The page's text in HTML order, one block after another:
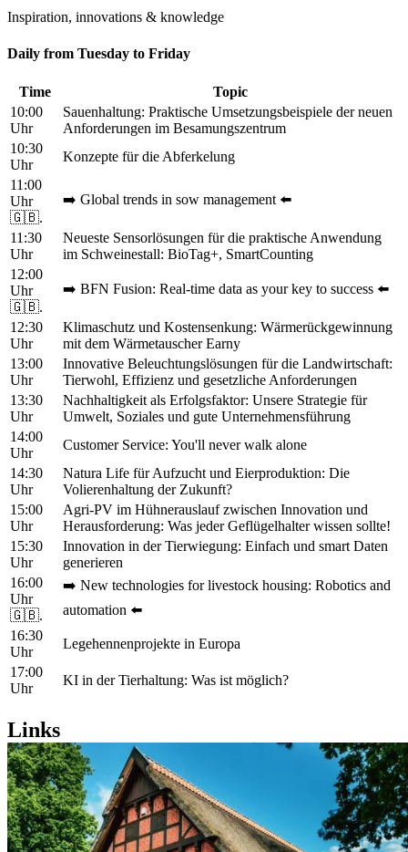
Inspiration, innovations & knowledge
Daily from Tuesday to Friday
Time
Topic
10:00
Uhr
Sauenhaltung: Praktische Umsetzungsbeispiele der neuen
Anforderungen im Besamungszentrum
10:30
Uhr
Konzepte für die Abferkelung
11:00
Uhr
🇬🇧.
➡️ Global trends in sow management ⬅️
11:30
Uhr
Neueste Sensorlösungen für die praktische Anwendung
im Schweinestall: BioTag+, SmartCounting
12:00
Uhr
🇬🇧.
➡️ BFN Fusion: Real-time data as your key to success ⬅️
12:30
Uhr
Klimaschutz und Kostensenkung: Wärmerückgewinnung
mit dem Wärmetauscher Earny
13:00
Uhr
Innovative Beleuchtungslösungen für die Landwirtschaft:
Tierwohl, Effizienz und gesetzliche Anforderungen
13:30
Uhr
Nachhaltigkeit als Erfolgsfaktor: Unsere Strategie für
Umwelt, Soziales und gute Unternehmensführung
14:00
Uhr
Customer Service: You'll never walk alone
14:30
Uhr
Natura Life für Aufzucht und Eierproduktion: Die
Volierenhaltung der Zukunft?
15:00
Uhr
Agri-PV im Hühnerauslauf zwischen Innovation und
Herausforderung: Was jeder Geflügelhalter wissen sollte!
15:30
Uhr
Innovation in der Tierwiegung: Einfach und smart Daten
generieren
16:00
Uhr
🇬🇧.
➡️ New technologies for livestock housing: Robotics and
automation ⬅️
16:30
Uhr
Legehennenprojekte in Europa
17:00
Uhr
KI in der Tierhaltung: Was ist möglich?
Links